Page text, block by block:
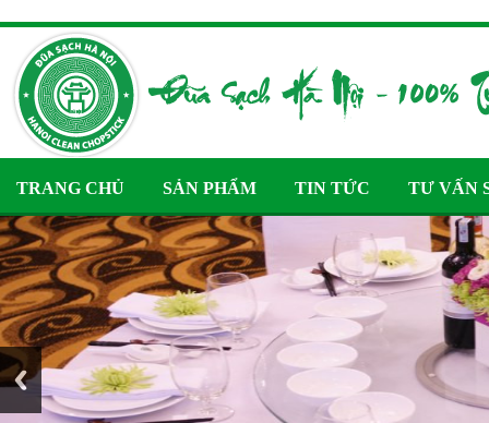
TRANG CHỦ SẢN PHẨM TIN TỨC TƯ VẤN